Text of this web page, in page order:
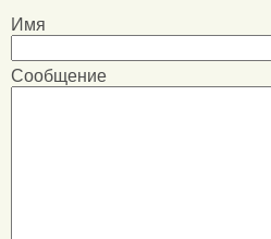
Имя
Сообщение